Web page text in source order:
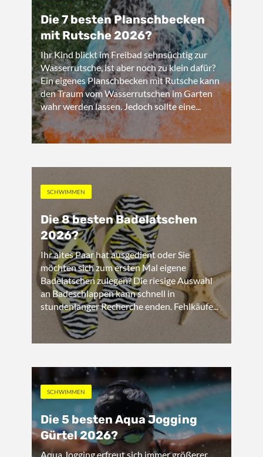
Die 7 besten Planschbecken
mit Rutsche 2026?
Ihr Kind blickt im Freibad sehnsüchtig zur
Wasserrutsche, ist aber noch zu klein dafür?
Ein eigenes Planschbecken mit Rutsche kann
den Traum vom Wasserrutschen im Garten
wahr werden lassen. Jedoch sollte eine...
SCHWIMMEN
Die 8 besten Badelatschen
2026?
Ihr altes Paar hat ausgedient oder Sie
möchten sich zum ersten Mal eigene
Badelatschen zulegen? Die riesige Auswahl
an Badeschlappen kann schnell in
stundenlanger Recherche enden. Fehlkäufe...
SCHWIMMEN
Die 5 besten Aqua Jogging
Gürtel 2026?
Aqua Jogging erfreut sich immer größerer